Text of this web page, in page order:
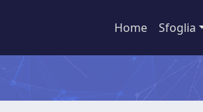
Home Sfoglia